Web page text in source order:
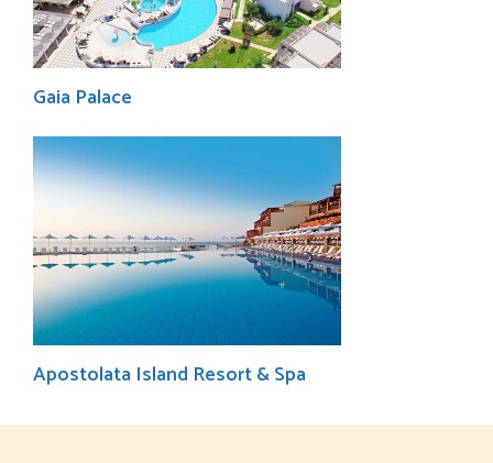
Gaia Palace
Apostolata Island Resort & Spa